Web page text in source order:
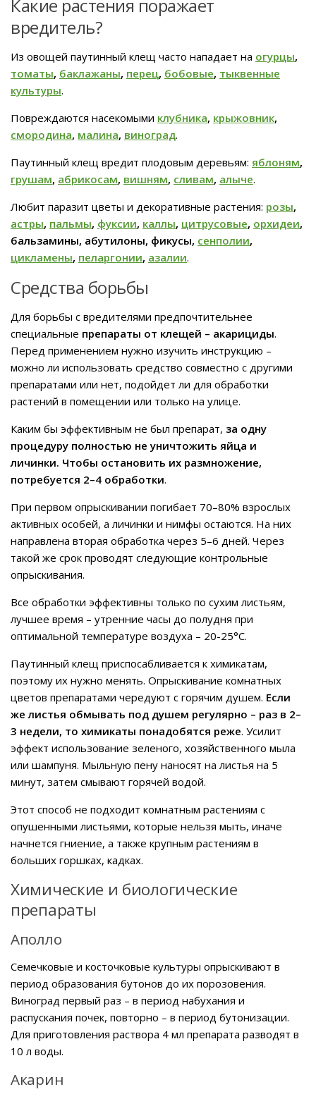
Какие растения поражает
вредитель?
Из овощей паутинный клещ часто нападает на огурцы,
томаты, баклажаны, перец, бобовые, тыквенные
культуры.
Повреждаются насекомыми клубника, крыжовник,
смородина, малина, виноград.
Паутинный клещ вредит плодовым деревьям: яблоням,
грушам, абрикосам, вишням, сливам, алыче.
Любит паразит цветы и декоративные растения: розы,
астры, пальмы, фуксии, каллы, цитрусовые, орхидеи,
бальзамины, абутилоны, фикусы, сенполии,
цикламены, пеларгонии, азалии.
Средства борьбы
Для борьбы с вредителями предпочтительнее
специальные препараты от клещей – акарициды.
Перед применением нужно изучить инструкцию –
можно ли использовать средство совместно с другими
препаратами или нет, подойдет ли для обработки
растений в помещении или только на улице.
Каким бы эффективным не был препарат, за одну
процедуру полностью не уничтожить яйца и
личинки. Чтобы остановить их размножение,
потребуется 2–4 обработки.
При первом опрыскивании погибает 70–80% взрослых
активных особей, а личинки и нимфы остаются. На них
направлена вторая обработка через 5–6 дней. Через
такой же срок проводят следующие контрольные
опрыскивания.
Все обработки эффективны только по сухим листьям,
лучшее время – утренние часы до полудня при
оптимальной температуре воздуха – 20-25°C.
Паутинный клещ приспосабливается к химикатам,
поэтому их нужно менять. Опрыскивание комнатных
цветов препаратами чередуют с горячим душем. Если
же листья обмывать под душем регулярно – раз в 2–
3 недели, то химикаты понадобятся реже. Усилит
эффект использование зеленого, хозяйственного мыла
или шампуня. Мыльную пену наносят на листья на 5
минут, затем смывают горячей водой.
Этот способ не подходит комнатным растениям с
опушенными листьями, которые нельзя мыть, иначе
начнется гниение, а также крупным растениям в
больших горшках, кадках.
Химические и биологические
препараты
Аполло
Семечковые и косточковые культуры опрыскивают в
период образования бутонов до их порозовения.
Виноград первый раз – в период набухания и
распускания почек, повторно – в период бутонизации.
Для приготовления раствора 4 мл препарата разводят в
10 л воды.
Акарин